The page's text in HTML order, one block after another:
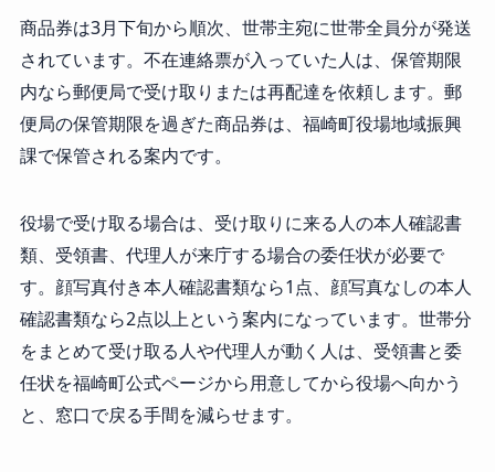
商品券は3月下旬から順次、世帯主宛に世帯全員分が発送
されています。不在連絡票が入っていた人は、保管期限
内なら郵便局で受け取りまたは再配達を依頼します。郵
便局の保管期限を過ぎた商品券は、福崎町役場地域振興
課で保管される案内です。
役場で受け取る場合は、受け取りに来る人の本人確認書
類、受領書、代理人が来庁する場合の委任状が必要で
す。顔写真付き本人確認書類なら1点、顔写真なしの本人
確認書類なら2点以上という案内になっています。世帯分
をまとめて受け取る人や代理人が動く人は、受領書と委
任状を福崎町公式ページから用意してから役場へ向かう
と、窓口で戻る手間を減らせます。